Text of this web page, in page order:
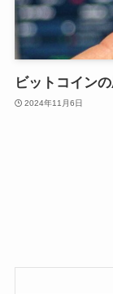
ビットコイン
2024年11月6日